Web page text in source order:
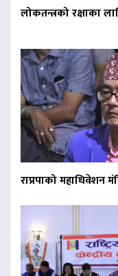
लोकतन्त्रको रक्षाका
राप्रपाको महाधिवेशन